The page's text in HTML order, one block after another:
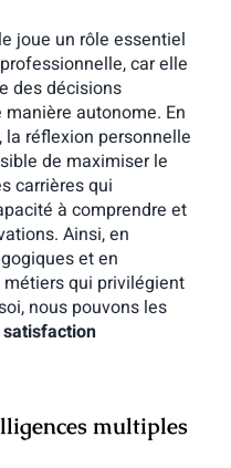
joue un rôle essentiel
car elle
des décisions
autonome. En
la réflexion personnelle
de maximiser le
carrières qui
à comprendre et
Ainsi, en
et en
qui privilégient
nous pouvons les
multiples